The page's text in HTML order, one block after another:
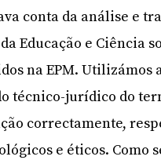
conta da análise e
Educação e Ciência
na EPM. Utilizámos
técnico-jurídico do
correctamente,
e éticos. Como